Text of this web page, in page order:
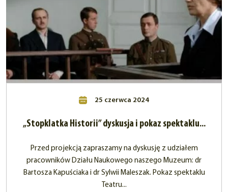
25 czerwca 2024
„Stopklatka Historii” dyskusja i pokaz spektaklu...
Przed projekcją zapraszamy na dyskusję z udziałem
pracowników Działu Naukowego naszego Muzeum: dr
Bartosza Kapuściaka i dr Sylwii Maleszak. Pokaz spektaklu
Teatru...